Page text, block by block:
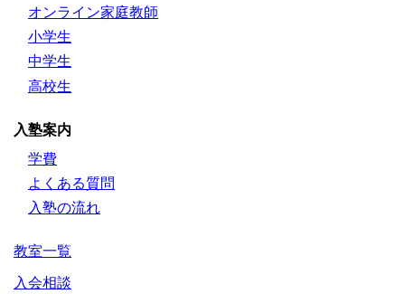
オンライン家庭教師
小学生
中学生
高校生
入塾案内
学費
よくある質問
入塾の流れ
教室一覧
入会相談